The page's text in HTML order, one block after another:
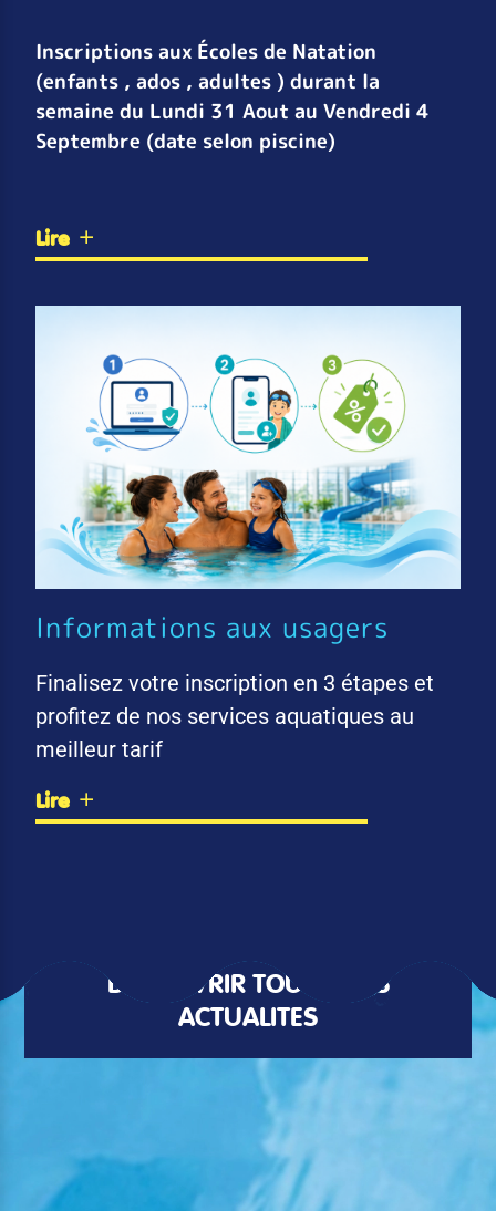
Inscriptions aux Écoles de Natation
(enfants , ados , adultes ) durant la
semaine du Lundi 31 Aout au Vendredi 4
Septembre (date selon piscine)
Lire
Informations aux usagers
Finalisez votre inscription en 3 étapes et
profitez de nos services aquatiques au
meilleur tarif
Lire
DÉCOUVRIR TOUTES LES
ACTUALITÉS